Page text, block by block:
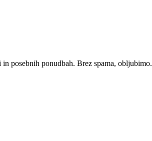
posebnih ponudbah. Brez spama, obljubimo.